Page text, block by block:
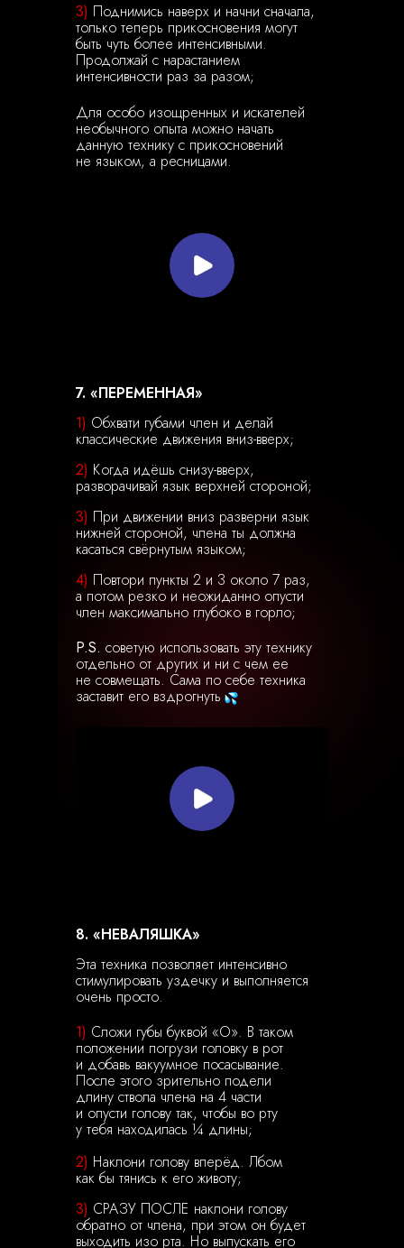
3) Поднимись наверх и начни сначала,
только теперь прикосновения могут
быть чуть более интенсивными.
Продолжай с нарастанием
интенсивности раз за разом;
Для особо изощренных и искателей
необычного опыта можно начать
данную технику с прикосновений
не языком, а ресницами.
7. «ПЕРЕМЕННАЯ»
1) Обхвати губами член и делай
классические движения вниз-вверх;
2) Когда идёшь снизу-вверх,
разворачивай язык верхней стороной;
3) При движении вниз разверни язык
нижней стороной, члена ты должна
касаться свёрнутым языком;
4) Повтори пункты 2 и 3 около 7 раз,
а потом резко и неожиданно опусти
член максимально глубоко в горло;
P.S. советую использовать эту технику
отдельно от других и ни с чем ее
не совмещать. Сама по себе техника
заставит его вздрогнуть
8. «НЕВАЛЯШКА»
Эта техника позволяет интенсивно
стимулировать уздечку и выполняется
очень просто.
1) Сложи губы буквой «О». В таком
положении погрузи головку в рот
и добавь вакуумное посасывание.
После этого зрительно подели
длину ствола члена на 4 части
и опусти голову так, чтобы во рту
у тебя находилась ¼ длины;
2) Наклони голову вперёд. Лбом
как бы тянись к его животу;
3) СРАЗУ ПОСЛЕ наклони голову
обратно от члена, при этом он будет
выходить изо рта. Но выпускать его